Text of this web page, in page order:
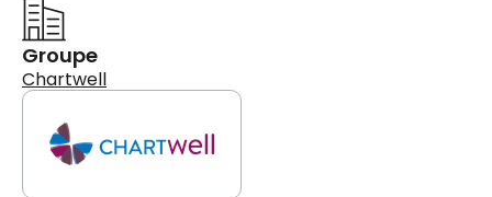
Groupe
Chartwell